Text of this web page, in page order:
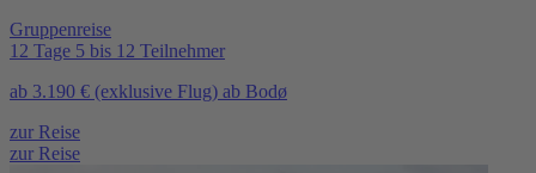
Gruppenreise
12 Tage 5 bis 12 Teilnehmer
ab 3.190 € (exklusive Flug) ab Bodø
zur Reise
zur Reise